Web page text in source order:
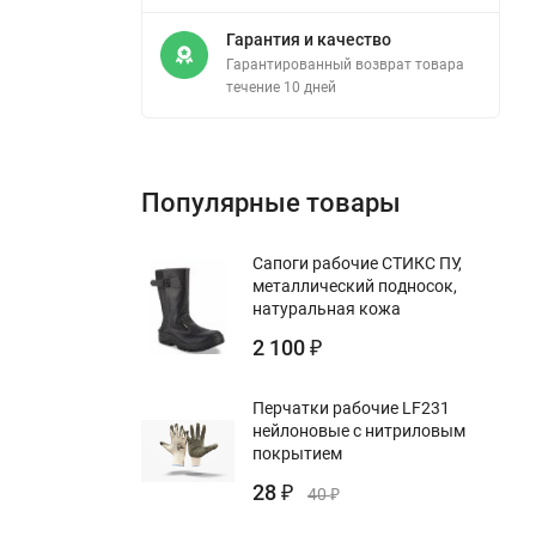
Гарантия и качество
Гарантированный возврат товара
течение 10 дней
Популярные товары
Сапоги рабочие СТИКС ПУ,
металлический подносок,
натуральная кожа
2 100 ₽
Перчатки рабочие LF231
нейлоновые с нитриловым
покрытием
28 ₽ 40₽